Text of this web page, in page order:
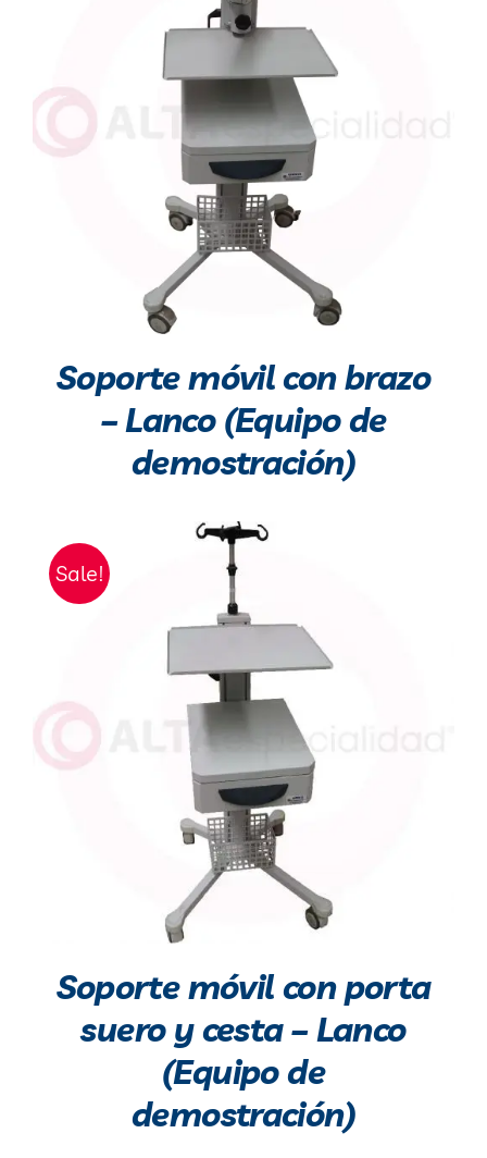
Soporte móvil con brazo
– Lanco (Equipo de
demostración)
Sale!
Soporte móvil con porta
suero y cesta – Lanco
(Equipo de
demostración)